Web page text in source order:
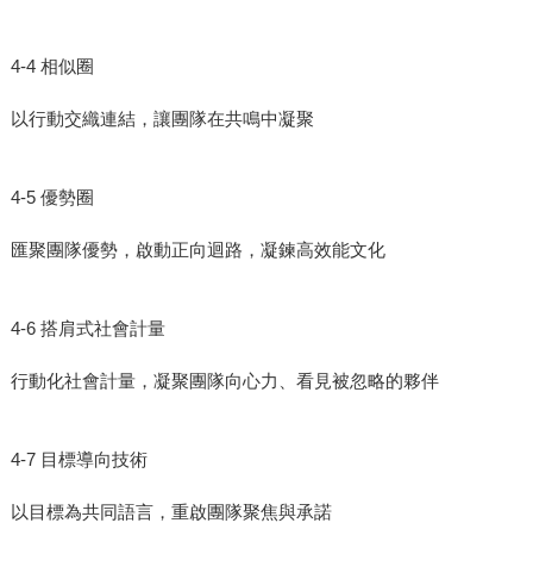
4-4 相似圈
以行動交織連結，讓團隊在共鳴中凝聚
4-5 優勢圈
匯聚團隊優勢，啟動正向迴路，凝鍊高效能文化
4-6 搭肩式社會計量
行動化社會計量，凝聚團隊向心力、看見被忽略的夥伴
4-7 目標導向技術
以目標為共同語言，重啟團隊聚焦與承諾